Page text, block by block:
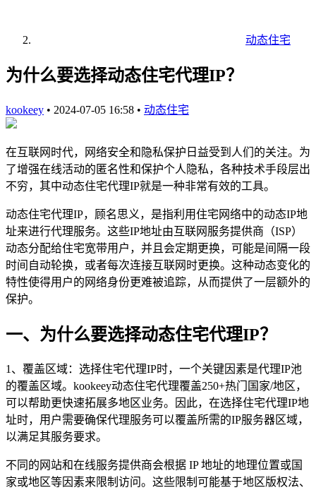
动态住宅
为什么要选择动态住宅代理IP？
kookeey • 2024-07-05 16:58 • 动态住宅
在互联网时代，网络安全和隐私保护日益受到人们的关注。为
了增强在线活动的匿名性和保护个人隐私，各种技术手段层出
不穷，其中动态住宅代理IP就是一种非常有效的工具。
动态住宅代理IP，顾名思义，是指利用住宅网络中的动态IP地
址来进行代理服务。这些IP地址由互联网服务提供商（ISP）
动态分配给住宅宽带用户，并且会定期更换，可能是间隔一段
时间自动轮换，或者每次连接互联网时更换。这种动态变化的
特性使得用户的网络身份更难被追踪，从而提供了一层额外的
保护。
一、为什么要选择动态住宅代理IP？
1、覆盖区域：选择住宅代理IP时，一个关键因素是代理IP池
的覆盖区域。kookeey动态住宅代理覆盖250+热门国家/地区，
可以帮助更快速拓展多地区业务。因此，在选择住宅代理IP地
址时，用户需要确保代理服务可以覆盖所需的IP服务器区域，
以满足其服务要求。
不同的网站和在线服务提供商会根据 IP 地址的地理位置或国
家或地区等因素来限制访问。这些限制可能基于地区版权法、